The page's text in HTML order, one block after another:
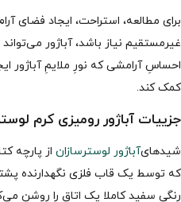
برای مطالعه، استراحت، ایجاد فضای
غیرمستقیم نیاز باشد، آباژور
احساسِ آرامشی که نورِ ملایمِ آباژور
کمک کند.
جزییات آباژور رومیزی کرم
شیدهایآباژور لوسترسازان از پارچه
که توسط یک قاب فلزی نگهدارنده
رنگی سفید کاملا یک اتاق را روشن